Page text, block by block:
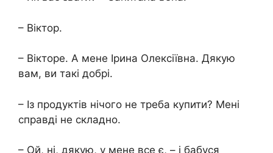
– Віктор.
– Вікторе. А мене Ірина Олексіївна. Дякую
вам, ви такі добрі.
– Із продуктів нічого не треба купити? Мені
справді не складно.
– Ой, ні, дякую, у мене все є, – і бабуся